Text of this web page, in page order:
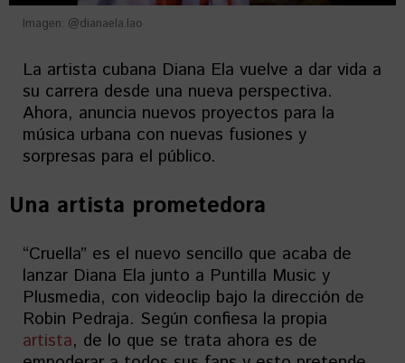
Imagen: @dianaela.lao
La artista cubana Diana Ela vuelve a dar vida a
su carrera desde una nueva perspectiva.
Ahora, anuncia nuevos proyectos para la
música urbana con nuevas fusiones y
sorpresas para el público.
Una artista prometedora
“Cruella” es el nuevo sencillo que acaba de
lanzar Diana Ela junto a Puntilla Music y
Plusmedia, con videoclip bajo la dirección de
Robin Pedraja. Según confiesa la propia
artista, de lo que se trata ahora es de